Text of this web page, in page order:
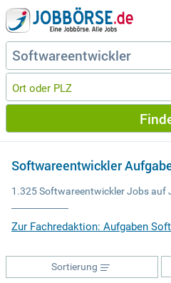
Softwareentwickler
1.325 Softwareentwickler Jobs auf
Zur Fachredaktion: Aufgaben
Sortierung